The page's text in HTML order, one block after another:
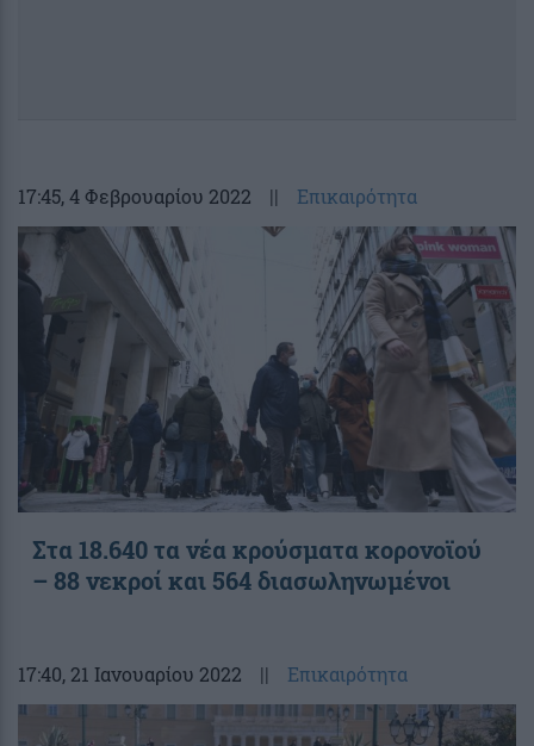
17:45, 4 Φεβρουαρίου 2022 || Επικαιρότητα
Στα 18.640 τα νέα κρούσματα κορονοϊού
– 88 νεκροί και 564 διασωληνωμένοι
17:40, 21 Ιανουαρίου 2022 || Επικαιρότητα